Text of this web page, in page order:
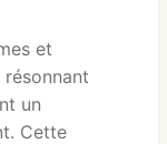
et
un
Cette